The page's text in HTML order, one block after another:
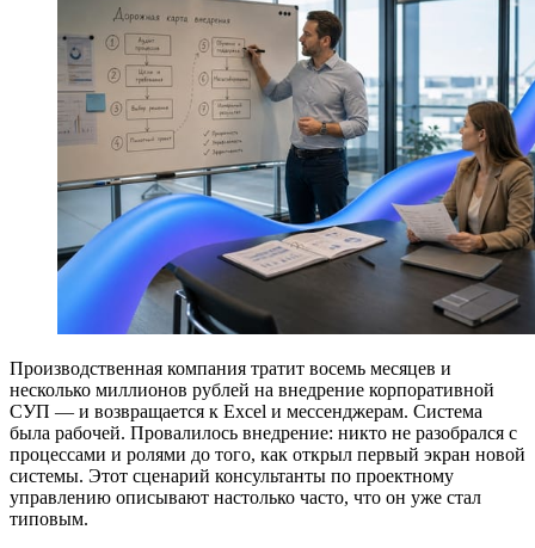
Производственная компания тратит восемь месяцев и
несколько миллионов рублей на внедрение корпоративной
СУП — и возвращается к Excel и мессенджерам. Система
была рабочей. Провалилось внедрение: никто не разобрался с
процессами и ролями до того, как открыл первый экран новой
системы. Этот сценарий консультанты по проектному
управлению описывают настолько часто, что он уже стал
типовым.